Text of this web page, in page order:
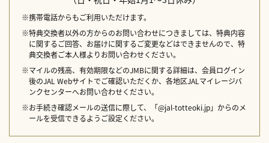
※携帯電話からもご利用いただけます。
※特典交換者以外の方からのお問い合わせにつきましては、特典内容
に関するご回答、お届けに関するご変更などはできませんので、特
典交換者ご本人様よりお問い合わせください。
※マイルの残高、有効期限などのJMBに関する詳細は、会員ログイン
後のJAL Webサイトでご確認いただくか、各地区JALマイレージバ
ンクセンターへお問い合わせください。
※お手続き確認メールの送信に際して、「@jal-totteoki.jp」からのメ
ールを受信できるようご設定ください。